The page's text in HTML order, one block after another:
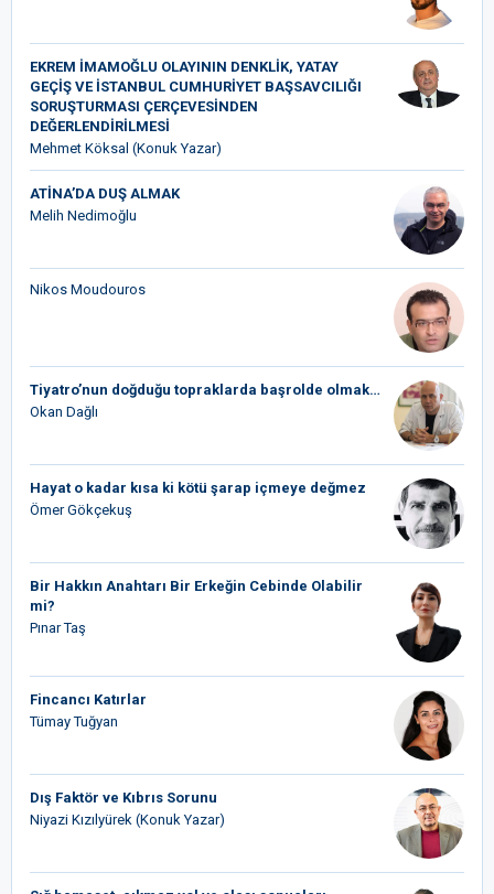
EKREM İMAMOĞLU OLAYININ DENKLİK, YATAY
GEÇİŞ VE İSTANBUL CUMHURİYET BAŞSAVCILIĞI
SORUŞTURMASI ÇERÇEVESİNDEN
DEĞERLENDİRİLMESİ
Mehmet Köksal (Konuk Yazar)
ATİNA’DA DUŞ ALMAK
Melih Nedimoğlu
Nikos Moudouros
Tiyatro’nun doğduğu topraklarda başrolde olmak…
Okan Dağlı
Hayat o kadar kısa ki kötü şarap içmeye değmez
Ömer Gökçekuş
Bir Hakkın Anahtarı Bir Erkeğin Cebinde Olabilir
mi?
Pınar Taş
Fincancı Katırlar
Tümay Tuğyan
Dış Faktör ve Kıbrıs Sorunu
Niyazi Kızılyürek (Konuk Yazar)